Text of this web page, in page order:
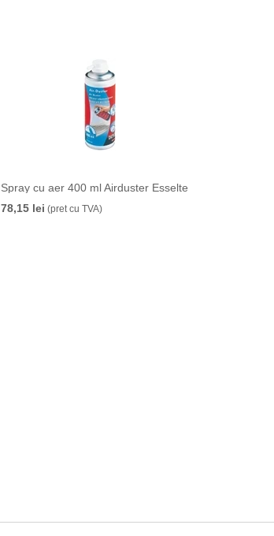
Spray cu aer 400 ml Airduster Esselte
78,15 lei (pret cu TVA)